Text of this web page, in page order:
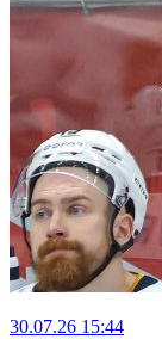
30.07.26 15:44